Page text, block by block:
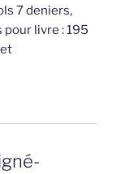
7 deniers,
pour livre : 195